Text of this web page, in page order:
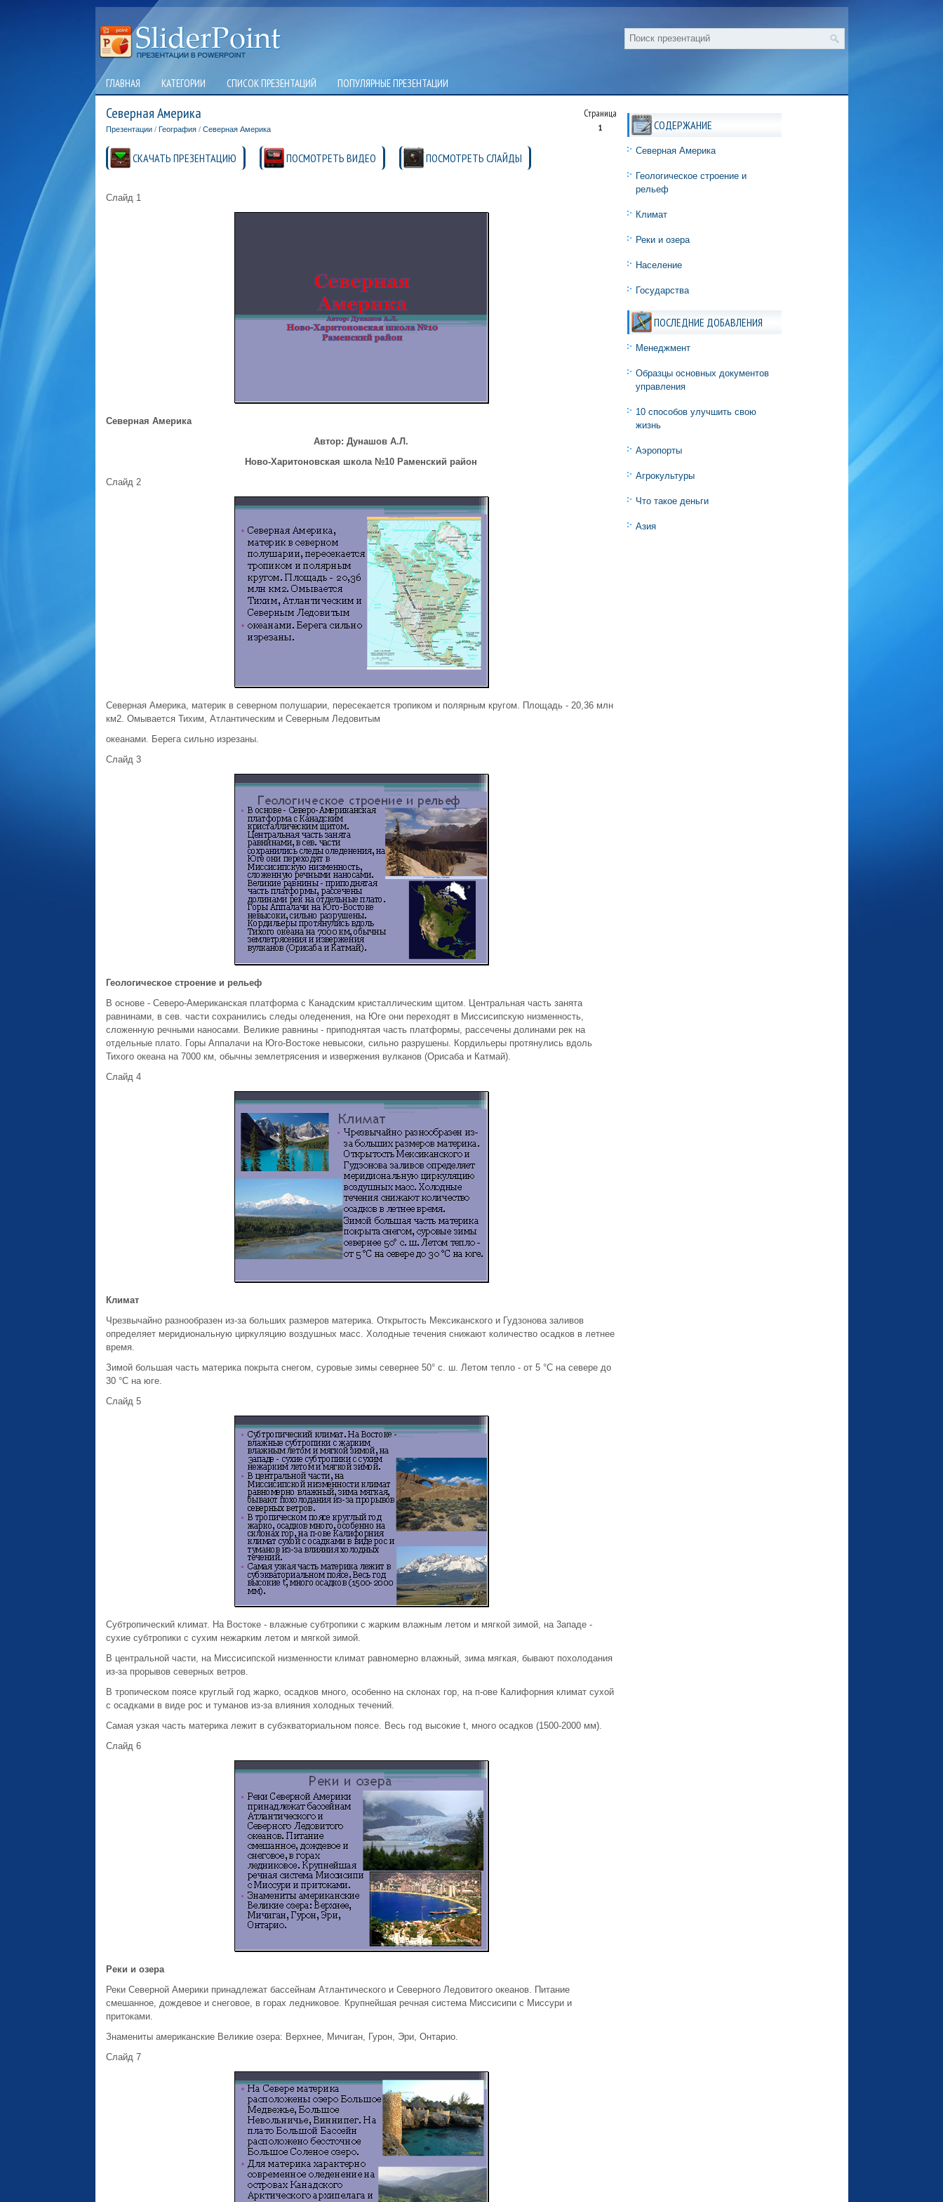
ГЛАВНАЯ КАТЕГОРИИ СПИСОК ПРЕЗЕНТАЦИЙ ПОПУЛЯРНЫЕ ПРЕЗЕНТАЦИИ
Северная Америка Страница
1
Презентации/ География/ Северная Америка
СКАЧАТЬ ПРЕЗЕНТАЦИЮ ПОСМОТРЕТЬ ВИДЕО ПОСМОТРЕТЬ СЛАЙДЫ
Слайд 1
Северная Америка
Автор: Дунашов А.Л.
Ново-Харитоновская школа №10 Раменский район
Слайд 2
Северная Америка, материк в северном полушарии, пересекается тропиком и полярным кругом. Площадь - 20,36 млн
км2. Омывается Тихим, Атлантическим и Северным Ледовитым
океанами. Берега сильно изрезаны.
Слайд 3
Геологическое строение и рельеф
В основе - Северо-Американская платформа с Канадским кристаллическим щитом. Центральная часть занята
равнинами, в сев. части сохранились следы оледенения, на Юге они переходят в Миссисипскую низменность,
сложенную речными наносами. Великие равнины - приподнятая часть платформы, рассечены долинами рек на
отдельные плато. Горы Аппалачи на Юго-Востоке невысоки, сильно разрушены. Кордильеры протянулись вдоль
Тихого океана на 7000 км, обычны землетрясения и извержения вулканов (Орисаба и Катмай).
Слайд 4
Климат
Чрезвычайно разнообразен из-за больших размеров материка. Открытость Мексиканского и Гудзонова заливов
определяет меридиональную циркуляцию воздушных масс. Холодные течения снижают количество осадков в летнее
время.
Зимой большая часть материка покрыта снегом, суровые зимы севернее 50° с. ш. Летом тепло - от 5 °С на севере до
30 °С на юге.
Слайд 5
Субтропический климат. На Востоке - влажные субтропики с жарким влажным летом и мягкой зимой, на 3ападе -
сухие субтропики с сухим нежарким летом и мягкой зимой.
В центральной части, на Миссисипской низменности климат равномерно влажный, зима мягкая, бывают похолодания
из-за прорывов северных ветров.
В тропическом поясе круглый год жарко, осадков много, особенно на склонах гор, на п-ове Калифорния климат сухой
с осадками в виде рос и туманов из-за влияния холодных течений.
Самая узкая часть материка лежит в субэкваториальном поясе. Весь год высокие t, много осадков (1500-2000 мм).
Слайд 6
Реки и озера
Реки Северной Америки принадлежат бассейнам Атлантического и Северного Ледовитого океанов. Питание
смешанное, дождевое и снеговое, в горах ледниковое. Крупнейшая речная система Миссисипи с Миссури и
притоками.
Знамениты американские Великие озера: Верхнее, Мичиган, Гурон, Эри, Онтарио.
Слайд 7
СОДЕРЖАНИЕ
Северная Америка
Геологическое строение и
рельеф
Климат
Реки и озера
Население
Государства
ПОСЛЕДНИЕ ДОБАВЛЕНИЯ
Менеджмент
Образцы основных документов
управления
10 способов улучшить свою
жизнь
Аэропорты
Агрокультуры
Что такое деньги
Азия